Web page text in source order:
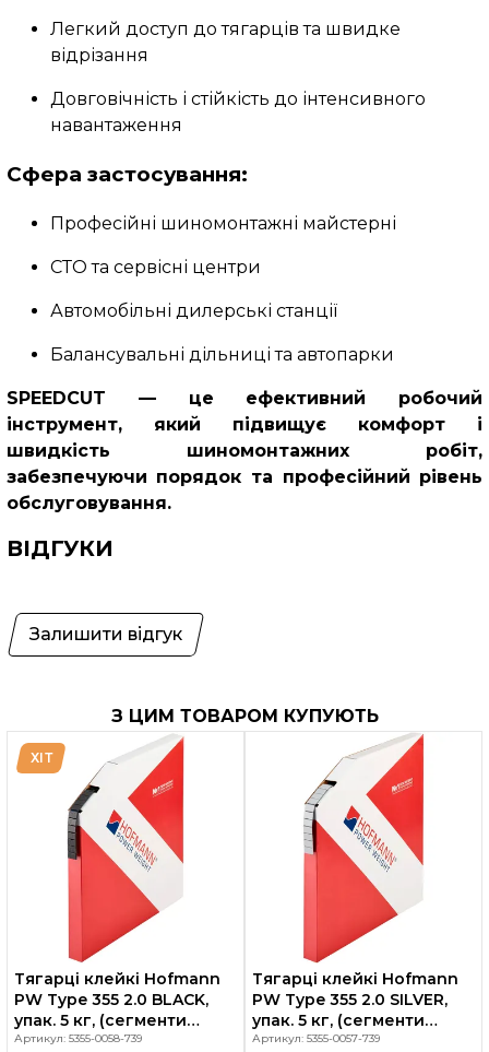
Легкий доступ до тягарців та швидке
відрізання
Довговічність і стійкість до інтенсивного
навантаження
Сфера застосування:
Професійні шиномонтажні майстерні
СТО та сервісні центри
Автомобільні дилерські станції
Балансувальні дільниці та автопарки
SPEEDCUT — це ефективний робочий
інструмент, який підвищує комфорт і
швидкість шиномонтажних робіт,
забезпечуючи порядок та професійний рівень
обслуговування.
ВІДГУКИ
Залишити відгук
З ЦИМ ТОВАРОМ КУПУЮТЬ
ХІТ
Тягарці клейкі Hofmann
PW Type 355 2.0 BLACK,
упак. 5 кг, (сегменти
1000шт по 5г),
Артикул: 5355-0058-739
Тягарці клейкі Hofmann
PW Type 355 2.0 SILVER,
упак. 5 кг, (сегменти
1000шт по 5г),
Артикул: 5355-0057-739